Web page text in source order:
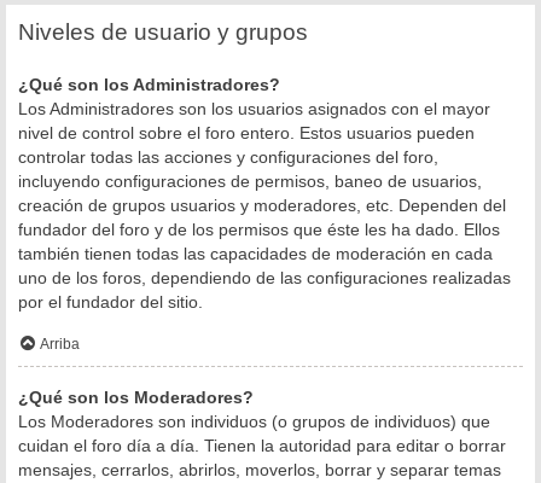
Niveles de usuario y grupos
¿Qué son los Administradores?
Los Administradores son los usuarios asignados con el mayor
nivel de control sobre el foro entero. Estos usuarios pueden
controlar todas las acciones y configuraciones del foro,
incluyendo configuraciones de permisos, baneo de usuarios,
creación de grupos usuarios y moderadores, etc. Dependen del
fundador del foro y de los permisos que éste les ha dado. Ellos
también tienen todas las capacidades de moderación en cada
uno de los foros, dependiendo de las configuraciones realizadas
por el fundador del sitio.
Arriba
¿Qué son los Moderadores?
Los Moderadores son individuos (o grupos de individuos) que
cuidan el foro día a día. Tienen la autoridad para editar o borrar
mensajes, cerrarlos, abrirlos, moverlos, borrar y separar temas